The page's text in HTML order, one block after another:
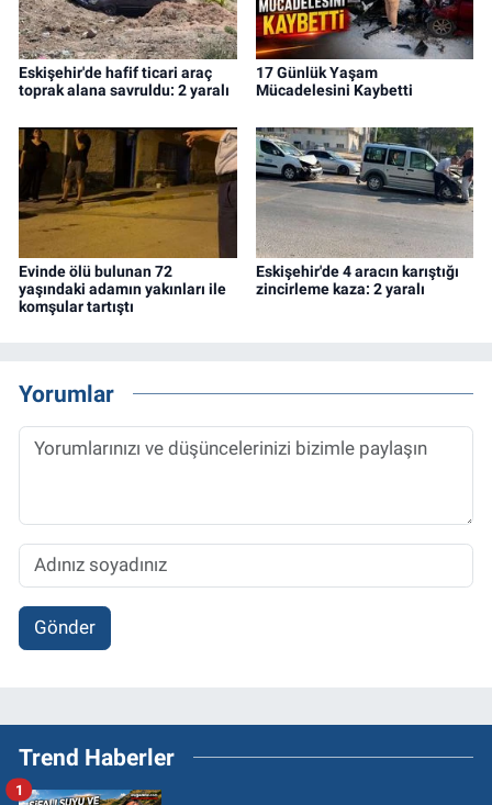
Eskişehir'de hafif ticari araç
toprak alana savruldu: 2 yaralı
17 Günlük Yaşam
Mücadelesini Kaybetti
Evinde ölü bulunan 72
yaşındaki adamın yakınları ile
komşular tartıştı
Eskişehir'de 4 aracın karıştığı
zincirleme kaza: 2 yaralı
Yorumlar
Gönder
Trend Haberler
1